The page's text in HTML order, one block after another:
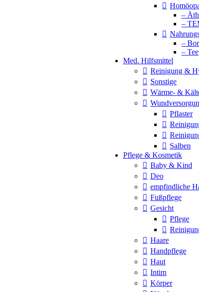
–
–
–
– Tee
Med. Hilfsmittel
Reinigung &
Sonstige
Wärme- &
Pflaster
Salben
Pflege & Kosmetik
Baby & Kind
Deo
empfindliche
Fußpflege
Gesicht
Pflege
Haare
Handpflege
Haut
Intim
Körper